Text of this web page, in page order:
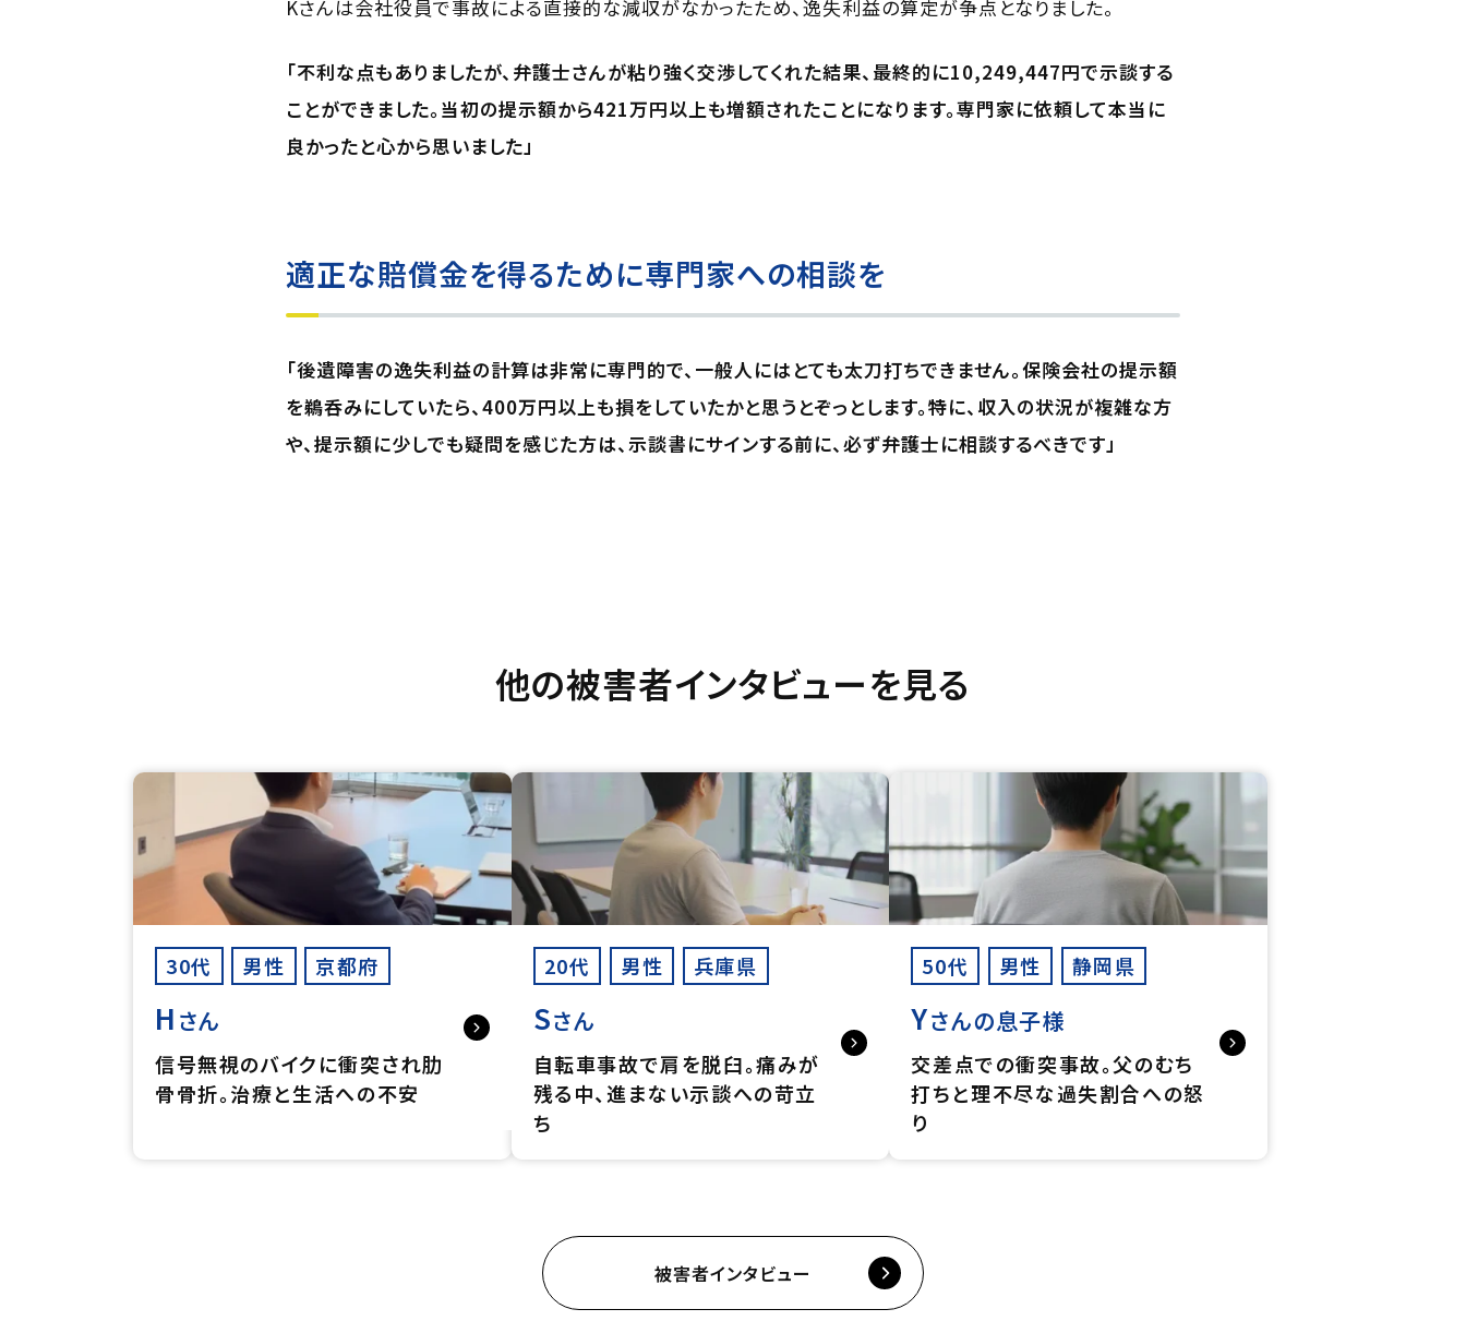
Kさんは会社役員で事故による直接的な減収がなかったため、逸失利益の算定が争点となりました。
「不利な点もありましたが、弁護士さんが粘り強く交渉してくれた結果、最終的に10,249,447円で示談する
ことができました。当初の提示額から421万円以上も増額されたことになります。専門家に依頼して本当に
良かったと心から思いました」
適正な賠償金を得るために専門家への相談を
「後遺障害の逸失利益の計算は非常に専門的で、一般人にはとても太刀打ちできません。保険会社の提示額
を鵜呑みにしていたら、400万円以上も損をしていたかと思うとぞっとします。特に、収入の状況が複雑な方
や、提示額に少しでも疑問を感じた方は、示談書にサインする前に、必ず弁護士に相談するべきです」
他の被害者インタビューを見る
30代 男性 京都府
H さん
信号無視のバイクに衝突され肋
骨骨折。治療と生活への不安
20代 男性 兵庫県
Sさん
自転車事故で肩を脱臼。痛みが
残る中、進まない示談への苛立
ち
50代 男性 静岡県
Yさんの息子様
交差点での衝突事故。父のむち
打ちと理不尽な過失割合への怒
り
被害者インタビュー